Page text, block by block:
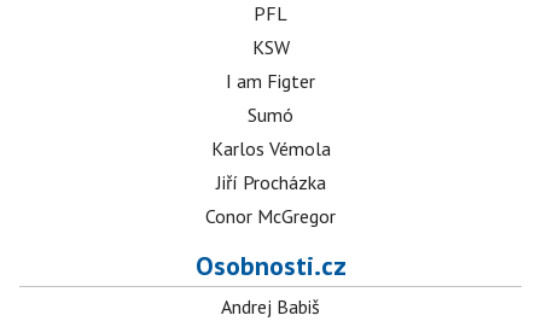
PFL
KSW
I am Figter
Sumó
Karlos Vémola
Jiří Procházka
Conor McGregor
Osobnosti.cz
Andrej Babiš